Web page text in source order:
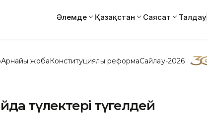
Әлемде Қазақстан Саясат Талдау
Арнайы жобаКонституциялық реформаСайлау-2026
түлектері түгелдей